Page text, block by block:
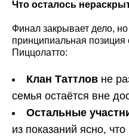
Что осталось
Финал закрывает дело,
принципиальная позиция
Пиццолатто:
Клан Таттлов не
семья остаётся вне
Остальные
из показаний ясно,